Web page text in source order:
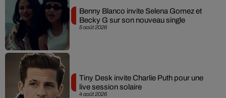
5 août 2026
Benny Blanco invite Selena Gomez et
Becky G sur son nouveau single
4 août 2026
Tiny Desk invite Charlie Puth pour une
live session solaire